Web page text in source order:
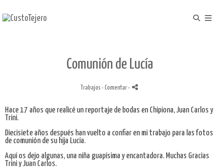
Comunión de Lucía
Trabajos - Comentar-
Hace 17 años que realicé un reportaje de bodas en Chipiona, Juan Carlos y
Trini.
Diecisiete años después han vuelto a confiar en mi trabajo para las fotos
de comunión de su hija Lucía.
Aquí os dejo algunas, una niña guapísima y encantadora. Muchas Gracias
Trini y Juan Carlos.